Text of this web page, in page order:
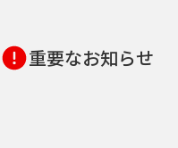
重要なお知らせ